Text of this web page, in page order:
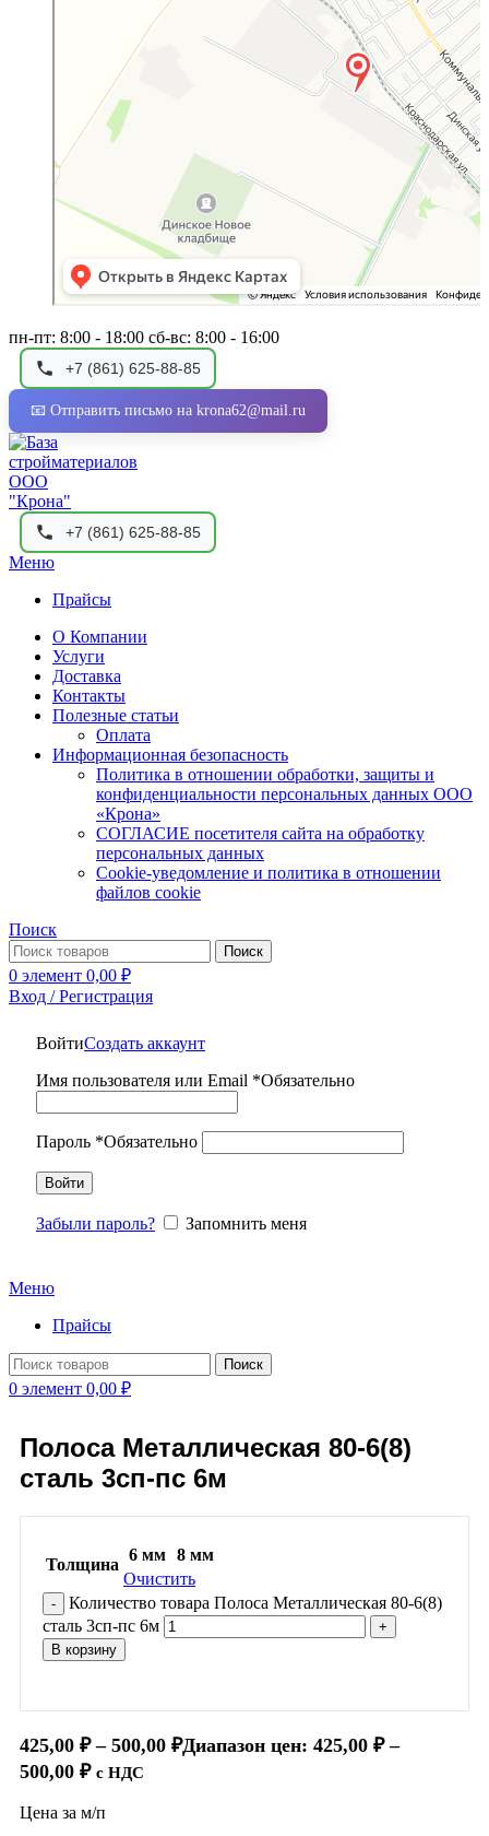
пн-пт: 8:00 - 18:00 сб-вс: 8:00 - 16:00
+7 (861) 625-88-85
📧 Отправить письмо на krona62@mail.ru
+7 (861) 625-88-85
Меню
Прайсы
О Компании
Услуги
Доставка
Контакты
Полезные статьи
Оплата
Информационная безопасность
Политика в отношении обработки, защиты и
конфиденциальности персональных данных ООО
«Крона»
СОГЛАСИЕ посетителя сайта на обработку
персональных данных
Cookie‑уведомление и политика в отношении
файлов cookie
Поиск
Поиск
0 элемент 0,00 ₽
Вход / Регистрация
ВойтиСоздать аккаунт
Имя пользователя или Email *Обязательно
Пароль *Обязательно
Войти
Забыли пароль? Запомнить меня
Меню
Прайсы
Поиск
0 элемент 0,00 ₽
Полоса Металлическая 80-6(8)
сталь 3сп-пс 6м
Толщина 6 мм 8 мм
Очистить
Количество товара Полоса Металлическая 80-6(8)
сталь 3сп-пс 6м
В корзину
425,00 ₽ – 500,00 ₽Диапазон цен: 425,00 ₽ –
500,00 ₽ с НДС
Цена за м/п